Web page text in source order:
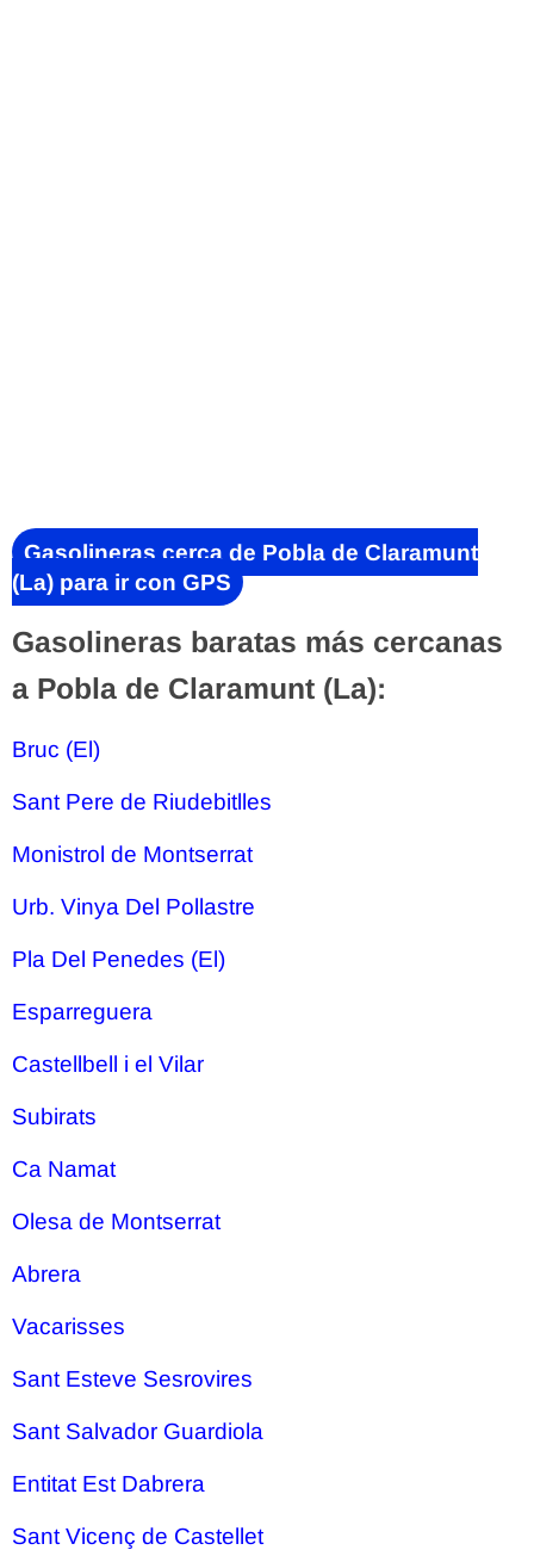
Gasolineras cerca de Pobla de Claramunt
(La) para ir con GPS
Gasolineras baratas más cercanas
a Pobla de Claramunt (La):
Bruc (El)
Sant Pere de Riudebitlles
Monistrol de Montserrat
Urb. Vinya Del Pollastre
Pla Del Penedes (El)
Esparreguera
Castellbell i el Vilar
Subirats
Ca Namat
Olesa de Montserrat
Abrera
Vacarisses
Sant Esteve Sesrovires
Sant Salvador Guardiola
Entitat Est Dabrera
Sant Vicenç de Castellet